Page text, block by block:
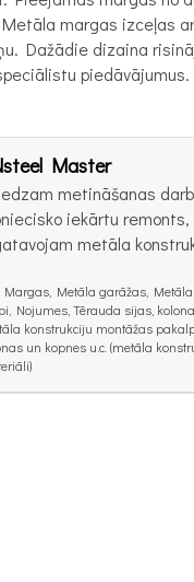
margas izceļas
Dažādie dizaina
Master
metināšanas
iekārtu
metāla
Margas, Metāla garāžas,
Nojumes, Tērauda sijas,
konstrukciju montāžas
un kopnes u.c. (metāla